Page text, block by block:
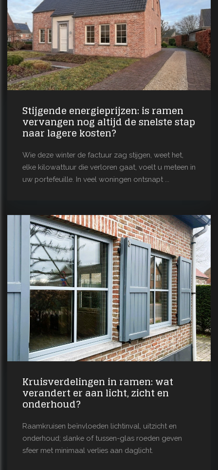
Stijgende energieprijzen: is ramen
vervangen nog altijd de snelste stap
naar lagere kosten?
Wie deze winter de factuur zag stijgen, weet het,
elke kilowattuur die verloren gaat, voelt u meteen in
uw portefeuille. In veel woningen ontsnapt ...
Kruisverdelingen in ramen: wat
verandert er aan licht, zicht en
onderhoud?
Raamkruisen beïnvloeden lichtinval, uitzicht en
onderhoud; slanke of tussen-glas roeden geven
sfeer met minimaal verlies aan daglicht.